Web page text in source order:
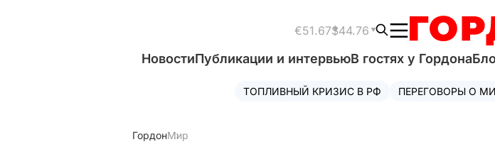
€51.67$44.76
НовостиПубликации и интервьюВ гостях у Гордона
ТОПЛИВНЫЙ КРИЗИС В РФ ПЕРЕГОВОРЫ О
ГордонМир